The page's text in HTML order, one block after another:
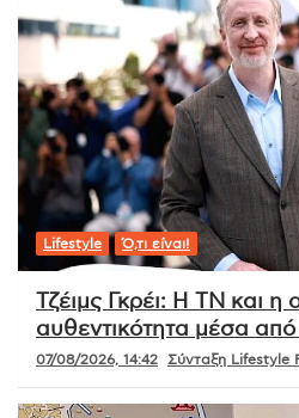
Lifestyle Ό,τι είναι!
Τζέιμς Γκρέι: Η ΤΝ και η
αυθεντικότητα μέσα από
07/08/2026, 14:42 Σύνταξη Lifestyle